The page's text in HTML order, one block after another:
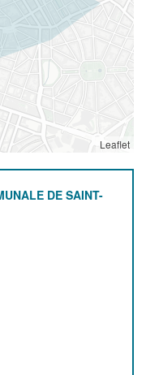
Leaflet
DE SAINT-